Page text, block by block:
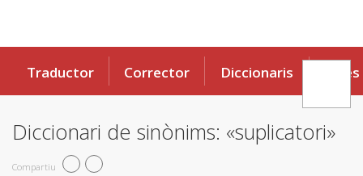
Traductor Corrector Diccionaris Eines
Diccionari de sinònims: «suplicatori»
Compartiu